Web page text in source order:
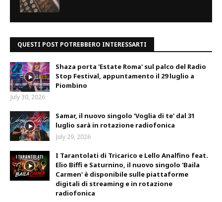
QUESTI POST POTREBBERO INTERESSARTI
Shaza porta 'Estate Roma' sul palco del Radio
Stop Festival, appuntamento il 29 luglio a
Piombino
July 30, 2026
Samar, il nuovo singolo 'Voglia di te' dal 31
luglio sarà in rotazione radiofonica
July 29, 2026
I Tarantolati di Tricarico e Lello Analfino feat.
Elio Biffi e Saturnino, il nuovo singolo 'Baila
Carmen' è disponibile sulle piattaforme
digitali di streaming e in rotazione
radiofonica